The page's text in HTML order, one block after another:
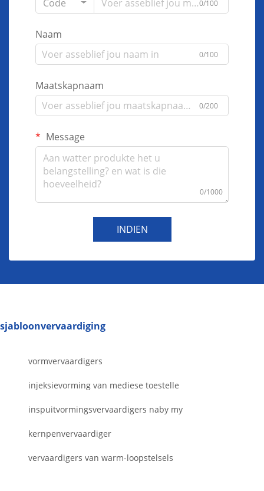
Code 0/100
Naam
0/100
Maatskapnaam
0/200
Message
0/1000
INDIEN
sjabloonvervaardiging
vormvervaardigers
injeksievorming van mediese toestelle
inspuitvormingsvervaardigers naby my
kernpenvervaardiger
vervaardigers van warm-loopstelsels